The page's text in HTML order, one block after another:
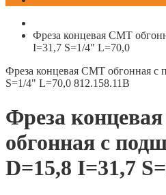
Фреза концевая CMT
I=31,7 S=1/4" L=70,0
Фреза концевая CMT обгонная
S=1/4" L=70,0 812.158.11B
Фреза
обгонная с
D=15,8 I=31,7